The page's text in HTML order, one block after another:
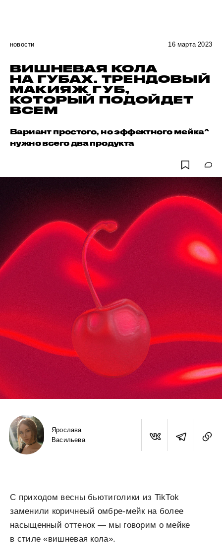
новости 16 марта 2023
ВИШНЕВАЯ КОЛА
НА ГУБАХ. ТРЕНДОВЫЙ
МАКИЯЖ ГУБ,
КОТОРЫЙ ПОДОЙДЕТ
ВСЕМ
Вариант простого, но эффектного мейка^
нужно всего два продукта
Ярослава
Васильева
С приходом весны бьютиголики из TikTok
заменили коричнеый омбре-мейк на более
насыщенный оттенок — мы говорим о мейке
в стиле «вишневая кола».